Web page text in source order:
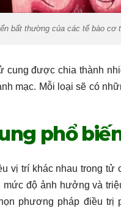
bất thường của các tế bào cơ
cung được chia thành
mạc. Mỗi loại sẽ có
phổ
vị trí khác nhau trong tử
độ ảnh hưởng và
phương pháp điều trị